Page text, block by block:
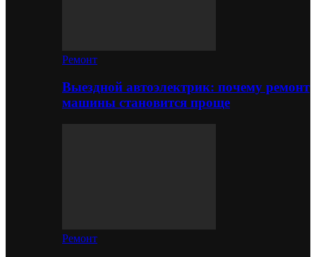
Ремонт
Выездной автоэлектрик: почему ремонт
машины становится проще
Ремонт